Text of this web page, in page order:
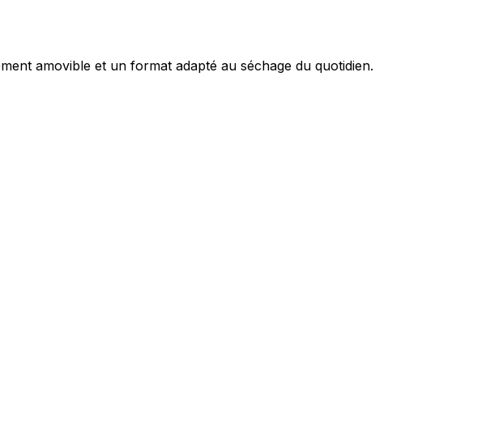
amovible et un format adapté au séchage du quotidien.